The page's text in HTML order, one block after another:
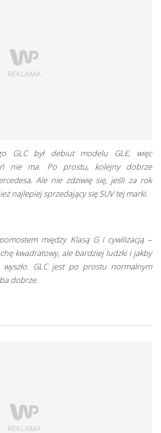
GLC był debiut modelu GLE, więc
nie ma. Po prostu, kolejny dobrze
Ale nie zdziwię się, jeśli za rok
najlepiej sprzedający się SUV tej marki.
między Klasą G i cywilizacją –
kwadratowy, ale bardziej ludzki i jakby
wyszło. GLC jest po prostu normalnym
dobrze.